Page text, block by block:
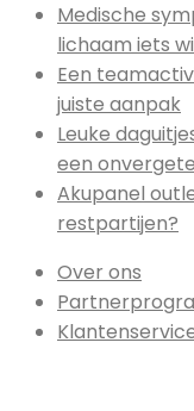
Medische
lichaam iets
Een
juiste aanpak
Leuke
een
Akupanel
restpartijen?
Over ons